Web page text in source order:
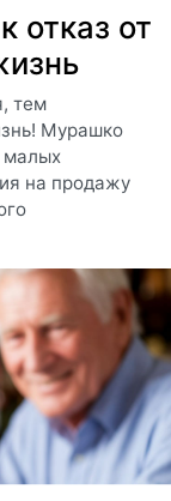
отказ от
тем
Мурашко
малых
на продажу